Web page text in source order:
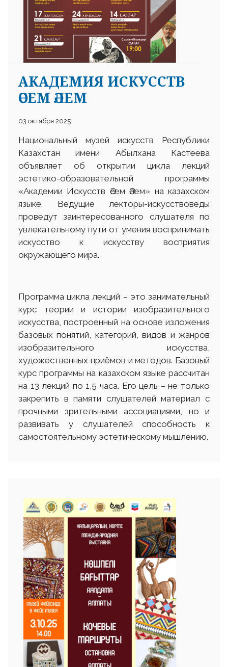
АКАДЕМИЯ ИСКУССТВ
ӘСЕМ ӘЛЕМ
03 октября 2025
Национальный музей искусств Республики
Казахстан имени Абылхана Кастеева
объявляет об открытии цикла лекций
эстетико-образовательной программы
«Академии Искусств Әсем Әлем» на казахском
языке. Ведущие лекторы-искусствоведы
проведут заинтересованного слушателя по
увлекательному пути от умения воспринимать
искусство к искусству восприятия
окружающего мира.
Программа цикла лекций – это занимательный
курс теории и истории изобразительного
искусства, построенный на основе изложения
базовых понятий, категорий, видов и жанров
изобразительного искусства,
художественных приёмов и методов. Базовый
курс программы на казахском языке рассчитан
на 13 лекций по 1,5 часа. Его цель – не только
закрепить в памяти слушателей материал с
прочными зрительными ассоциациями, но и
развивать у слушателей способность к
самостоятельному эстетическому мышлению.